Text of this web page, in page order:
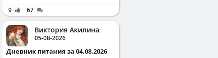
9 67
Виктория Акилина
05-08-2026
Дневник питания за 04.08.2026